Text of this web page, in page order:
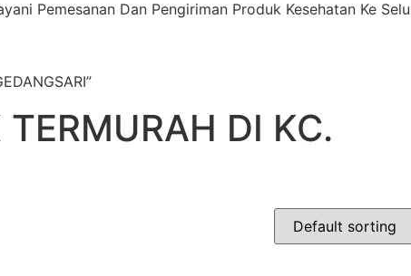
Pemesanan Dan Pengiriman Produk Kesehatan Ke
DI KC.